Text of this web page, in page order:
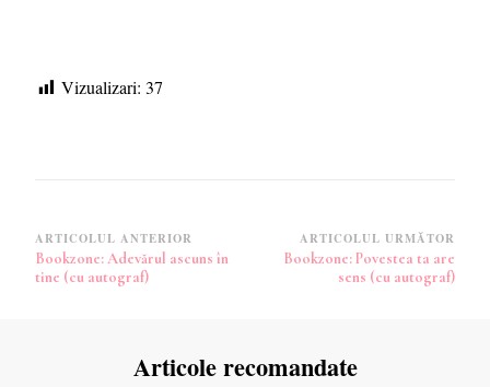
Vizualizari: 37
Navigare
în
ARTICOLUL ANTERIOR
Bookzone: Adevărul ascuns în
tine (cu autograf)
ARTICOLUL URMĂTOR
Bookzone: Povestea ta are
sens (cu autograf)
Articole recomandate